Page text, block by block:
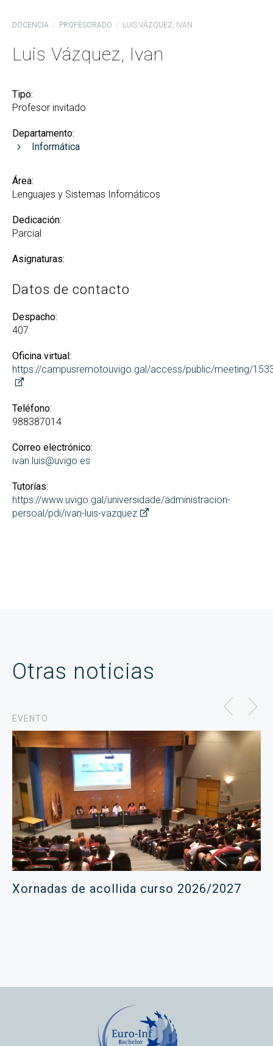
DOCENCIA PROFESORADO LUIS VÁZQUEZ, IVAN
Luis Vázquez, Ivan
Tipo:
Profesor invitado
Departamento:
Informática
Área:
Lenguajes y Sistemas Infomáticos
Dedicación:
Parcial
Asignaturas:
Datos de contacto
Despacho:
407
Oficina virtual:
https://campusremotouvigo.gal/access/public/meeting/
Teléfono:
988387014
Correo electrónico:
ivan.luis@uvigo.es
Tutorías:
https://www.uvigo.gal/universidade/administracion-
persoal/pdi/ivan-luis-vazquez
Otras noticias
EVENTO
Xornadas de acollida curso 2026/2027